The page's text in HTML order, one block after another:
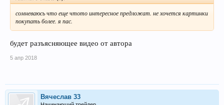
сомневаюсь что еще чтото интересное предложат. не хочется картинки
покупать более. я пас.
будет разъясняющее видео от автора
5 апр 2018
Вячеслав 33